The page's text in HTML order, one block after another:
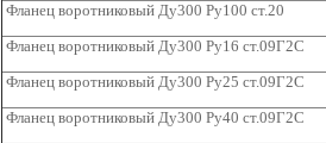
Фланец воротниковый Ду300 Ру100 ст.20
Фланец воротниковый Ду300 Ру16 ст.09Г2С
Фланец воротниковый Ду300 Ру25 ст.09Г2С
Фланец воротниковый Ду300 Ру40 ст.09Г2С